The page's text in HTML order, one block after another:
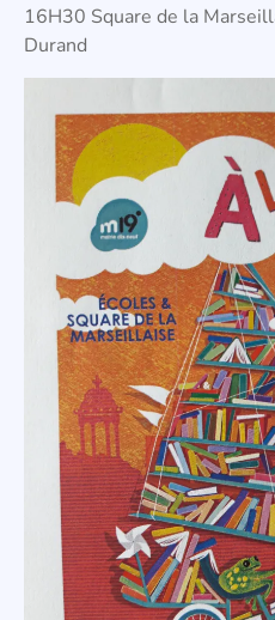
16H30 Square de la
Durand